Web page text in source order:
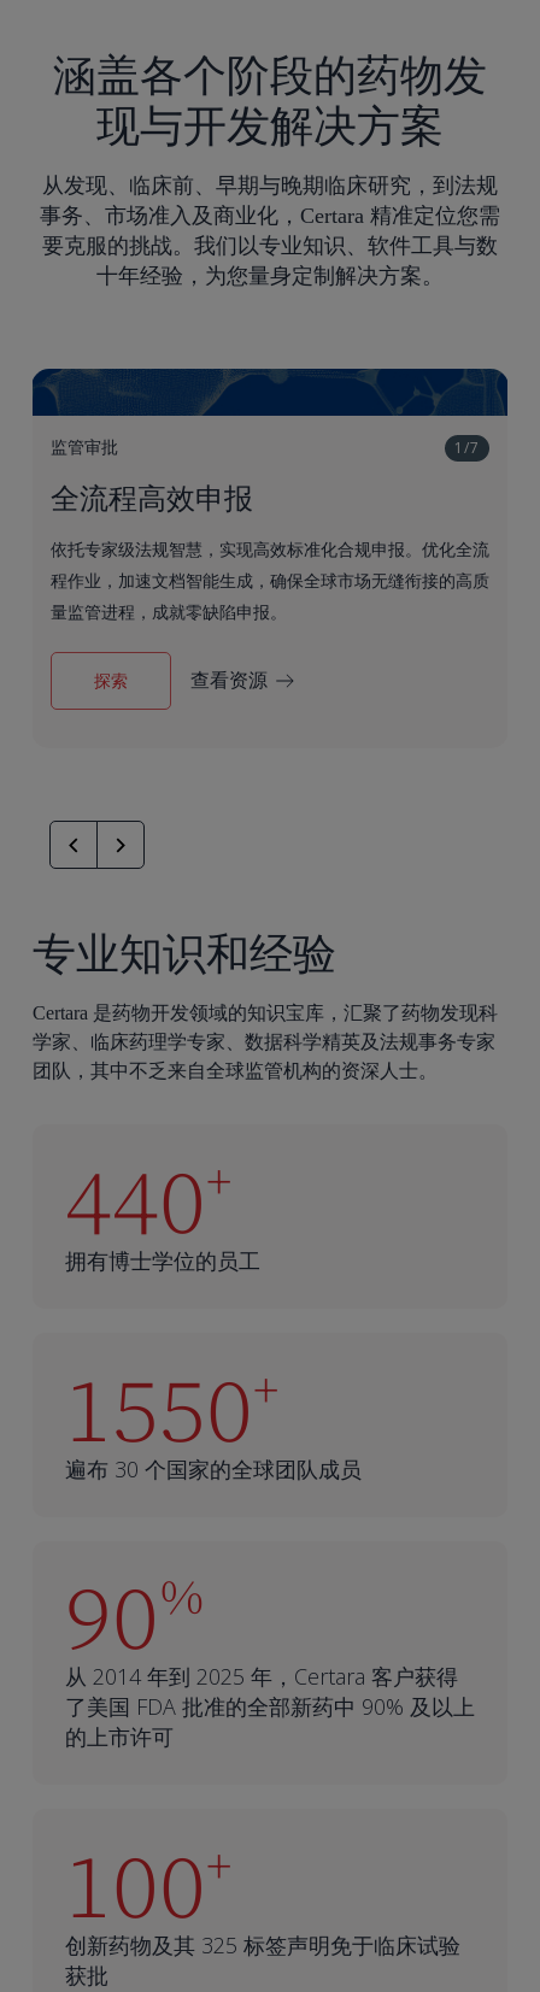
涵盖各个阶段的药物发
现与开发解决方案
从发现、临床前、早期与晚期临床研究，到法规
事务、市场准入及商业化，Certara 精准定位您需
要克服的挑战。我们以专业知识、软件工具与数
十年经验，为您量身定制解决方案。
监管审批 1/7
全流程高效申报
依托专家级法规智慧，实现高效标准化合规申报。优化全流
程作业，加速文档智能生成，确保全球市场无缝衔接的高质
量监管进程，成就零缺陷申报。
探索 查看资源
专业知识和经验
Certara 是药物开发领域的知识宝库，汇聚了药物发现科
学家、临床药理学专家、数据科学精英及法规事务专家
团队，其中不乏来自全球监管机构的资深人士。
440+
拥有博士学位的员工
1550+
遍布 30 个国家的全球团队成员
90%
从 2014 年到 2025 年，Certara 客户获得
了美国 FDA 批准的全部新药中 90% 及以上
的上市许可
100+
创新药物及其 325 标签声明免于临床试验
获批